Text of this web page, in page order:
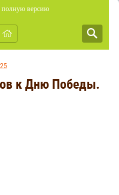
полную версию
к Дню Победы.